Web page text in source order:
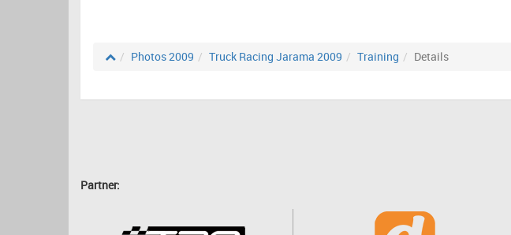
Photos 2009 Truck Racing Jarama 2009 Training Details
Partner: